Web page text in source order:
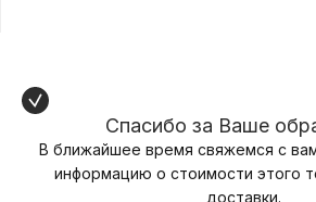
Спасибо за Ваше
В ближайшее время свяжемся с
информацию о стоимости этого
доставки.